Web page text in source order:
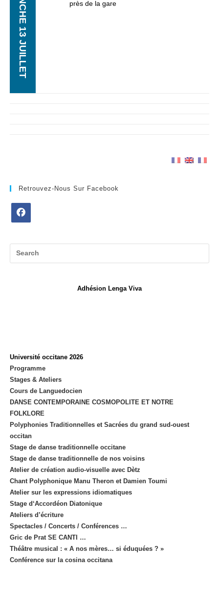
DIMANCHE 13 JUILLET
près de la gare
Retrouvez-Nous Sur Facebook
new
Adhésion Lenga Viva
Université occitane 2026
Programme
Stages & Ateliers
Cours de Languedocien
DANSE CONTEMPORAINE COSMOPOLITE ET NOTRE
FOLKLORE
Polyphonies Traditionnelles et Sacrées du grand sud-ouest
occitan
Stage de danse traditionnelle occitane
Stage de danse traditionnelle de nos voisins
Atelier de création audio-visuelle avec Dètz
Chant Polyphonique Manu Theron et Damien Toumi
Atelier sur les expressions idiomatiques
Stage d‘Accordéon Diatonique
Ateliers d’écriture
Spectacles / Concerts / Conférences …
Gric de Prat SE CANTI …
Théâtre musical : « A nos mères… si éduquées ? »
Conférence sur la cosina occitana